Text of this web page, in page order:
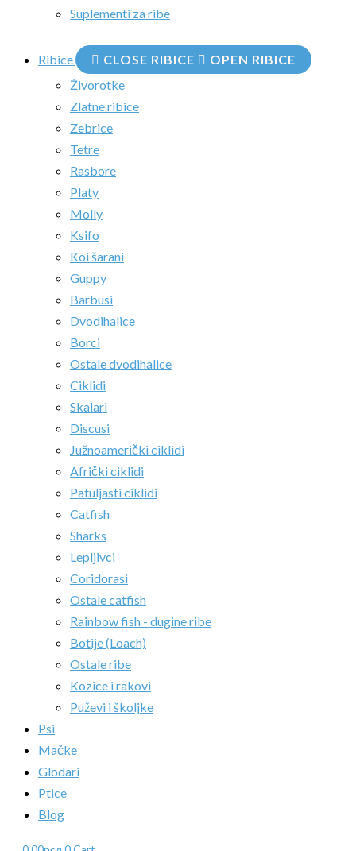
Suplementi za ribe
Ribice CLOSE RIBICE
OPEN RIBICE
Živorotke
Zlatne ribice
Zebrice
Tetre
Rasbore
Platy
Molly
Ksifo
Koi šarani
Guppy
Barbusi
Dvodihalice
Borci
Ostale dvodihalice
Ciklidi
Skalari
Discusi
Južnoamerički ciklidi
Afrički ciklidi
Patuljasti ciklidi
Catfish
Sharks
Lepljivci
Coridorasi
Ostale catfish
Rainbow fish - dugine ribe
Botije (Loach)
Ostale ribe
Kozice i rakovi
Puževi i školjke
Psi
Mačke
Glodari
Ptice
Blog